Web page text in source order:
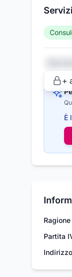
+
È
Partita